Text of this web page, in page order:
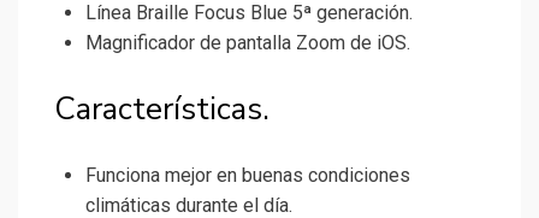
Línea Braille Focus Blue 5ª generación.
Magnificador de pantalla Zoom de iOS.
Características.
Funciona mejor en buenas condiciones
climáticas durante el día.